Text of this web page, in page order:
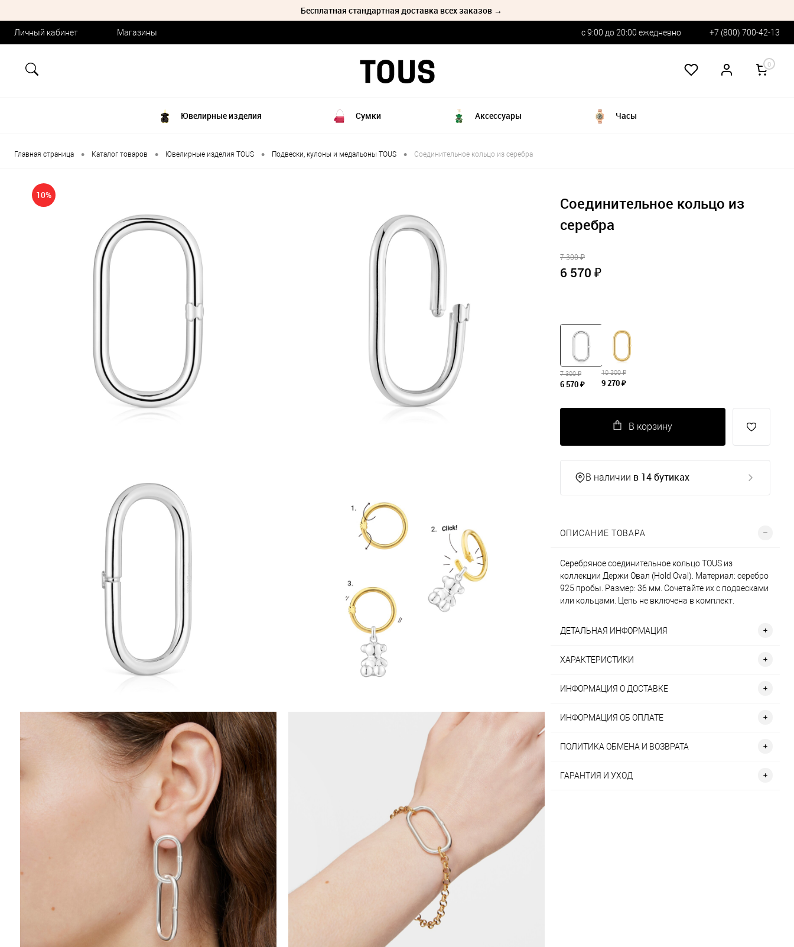
Бесплатная стандартная доставка всех заказов →
Личный кабинет Магазины с 9:00 до 20:00 ежедневно +7 (800) 700-42-13
0
Ювелирные изделия Сумки Аксессуары Часы
Главная страница • Каталог товаров • Ювелирные изделия TOUS • Подвески, кулоны и медальоны TOUS • Соединительное кольцо из серебра
10%
Соединительное кольцо из
серебра
7 300 ₽
6 570 ₽
7 300 ₽
6 570 ₽
10 300 ₽
9 270 ₽
В корзину
В наличии в 14 бутиках
ОПИСАНИЕ ТОВАРА
Серебряное соединительное кольцо TOUS из
коллекции Держи Овал (Hold Oval). Материал: серебро
925 пробы. Размер: 36 мм. Сочетайте их с подвесками
или кольцами. Цепь не включена в комплект.
ДЕТАЛЬНАЯ ИНФОРМАЦИЯ
ХАРАКТЕРИСТИКИ
ИНФОРМАЦИЯ О ДОСТАВКЕ
ИНФОРМАЦИЯ ОБ ОПЛАТЕ
ПОЛИТИКА ОБМЕНА И ВОЗВРАТА
ГАРАНТИЯ И УХОД